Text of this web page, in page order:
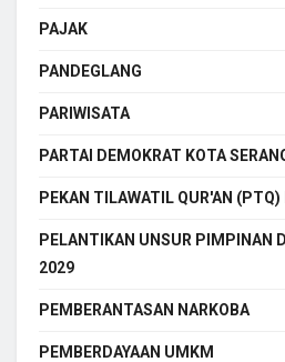
PAJAK
PANDEGLANG
PARIWISATA
PARTAI DEMOKRAT KOTA
PEKAN TILAWATIL QUR'AN
PELANTIKAN UNSUR PIMPINAN
2029
PEMBERANTASAN NARKOBA
PEMBERDAYAAN UMKM